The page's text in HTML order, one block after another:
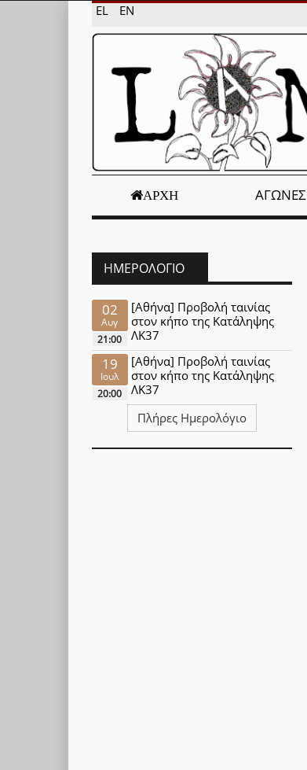
EL EN
ΑΡΧΉ ΑΓΏΝΕΣ
ΗΜΕΡΟΛΌΓΙΟ
02
Αυγ
21:00
[Αθήνα] Προβολή ταινίας
στον κήπο της Κατάληψης
ΛΚ37
19
Ιουλ
20:00
[Αθήνα] Προβολή ταινίας
στον κήπο της Κατάληψης
ΛΚ37
Πλήρες Ημερολόγιο